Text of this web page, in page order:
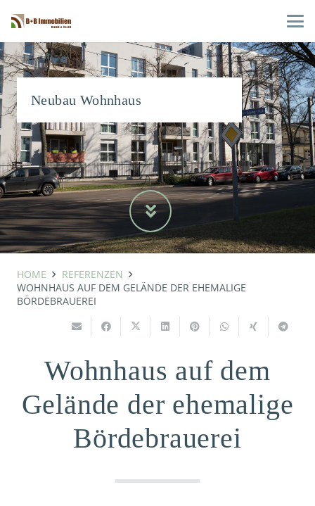
Neubau Wohnhaus
HOME
REFERENZEN
WOHNHAUS AUF DEM GELÄNDE DER EHEMALIGE
BÖRDEBRAUEREI
Wohnhaus auf dem
Gelände der ehemalige
Bördebrauerei